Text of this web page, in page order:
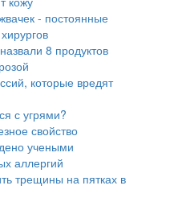
- постоянные
8 продуктов
которые вредят
с угрями?
свойство
учеными
аллергий
трещины на пятках в